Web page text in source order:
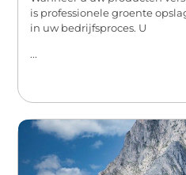
is professionele groente
in uw bedrijfsproces. U
...